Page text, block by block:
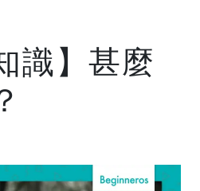
識】甚麼